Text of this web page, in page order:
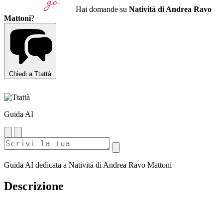
Hai domande su Natività di Andrea Ravo
Mattoni?
Chiedi a Ttattà
Guida AI
Guida AI dedicata a Natività di Andrea Ravo Mattoni
Descrizione